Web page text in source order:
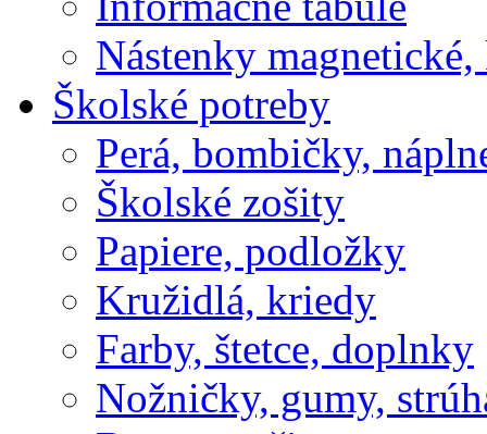
Nástenky
Školské potreby
Perá, bombičky,
Školské zošity
Papiere, podložky
Kružidlá, kriedy
Farby, štetce, doplnky
Nožničky, gumy,